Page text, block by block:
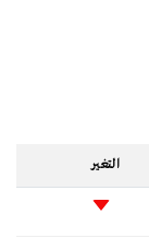
التغير